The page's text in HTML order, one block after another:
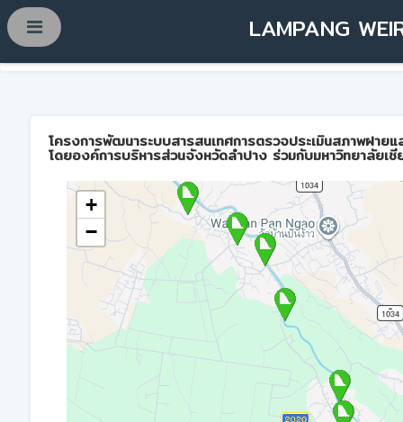
LAMPANG
โครงการพัฒนาระบบสารสนเทศการตรวจประเมินสภาพฝาย
โดยองค์การบริหารส่วนจังหวัดลำปาง ร่วมกับมหาวิทยาลัยเชี
+
−